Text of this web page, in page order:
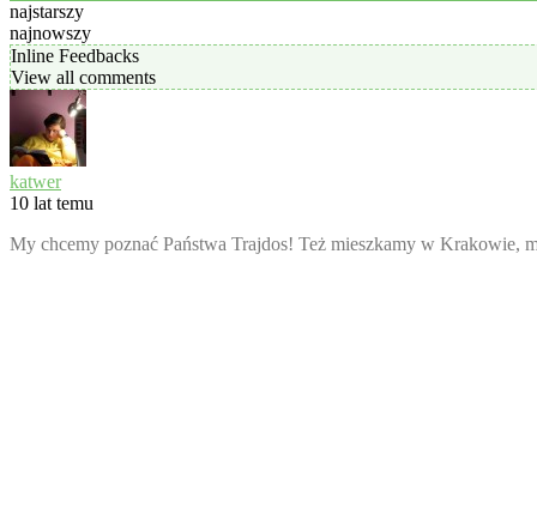
najstarszy
najnowszy
Inline Feedbacks
View all comments
katwer
10 lat temu
My chcemy poznać Państwa Trajdos! Też mieszkamy w Krakowie,